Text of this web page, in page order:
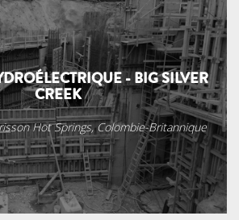
- BIG SILVER
CREEK
Hot Springs, Colombie-Britannique